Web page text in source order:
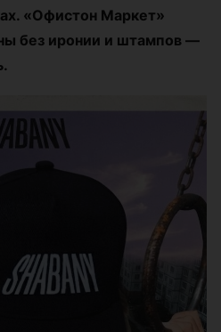
«Офистон Маркет»
без иронии и штампов —